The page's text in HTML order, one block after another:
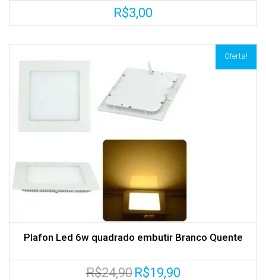
R$3,00
Oferta!
Plafon Led 6w quadrado embutir Branco Quente
R$24,90 O
preço
R$19,90O
preço